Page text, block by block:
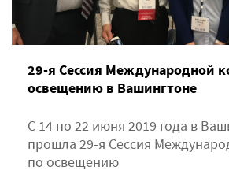
29-я Сессия Международной
освещению в Вашингтоне
С 14 по 22 июня 2019 года в
прошла 29-я Сессия
по освещению